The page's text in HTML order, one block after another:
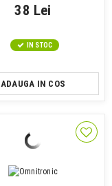
38 Lei
IN STOC
ADAUGA IN COS